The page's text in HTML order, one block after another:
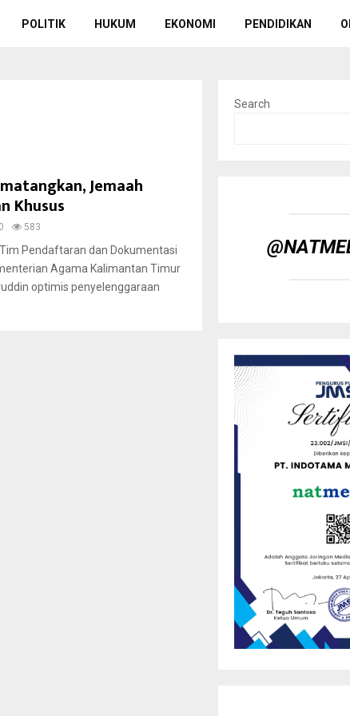
POLITIK HUKUM EKONOMI PENDIDIKAN
Jemaah
Khusus
0 583
Pendaftaran dan Dokumentasi
Agama Kalimantan Timur
optimis penyelenggaraan
Search